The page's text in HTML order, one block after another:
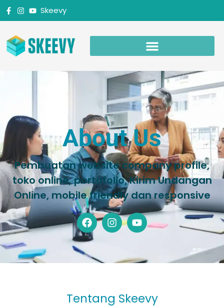
Skeevy
About Us
Pembuatan website company profile,
toko online, portofolio, Kirim Undangan
Online, mobile friendly dan responsive
Tentang Skeevy